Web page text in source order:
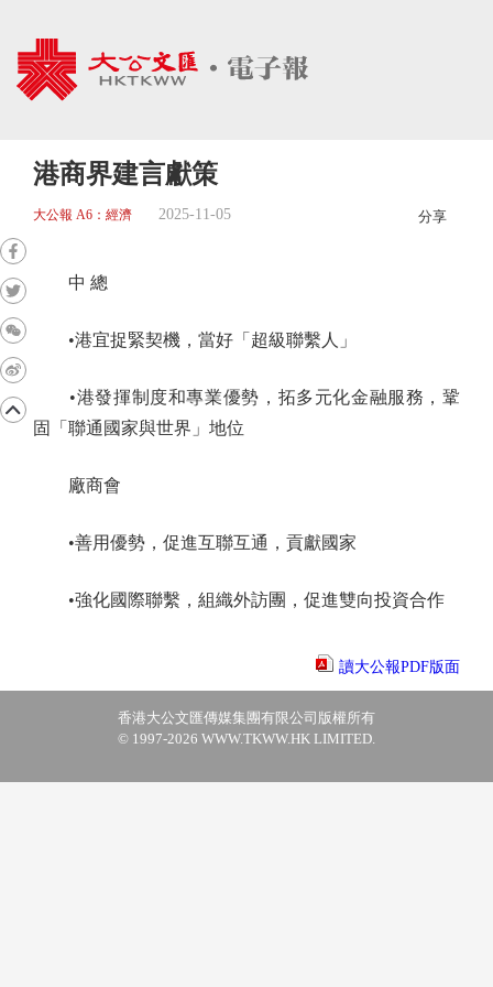
港商界建言獻策
大公報 A6：經濟 2025-11-05 分享
中 總
•港宜捉緊契機，當好「超級聯繫人」
•港發揮制度和專業優勢，拓多元化金融服務，鞏
固「聯通國家與世界」地位
廠商會
•善用優勢，促進互聯互通，貢獻國家
•強化國際聯繫，組織外訪團，促進雙向投資合作
讀大公報PDF版面
香港大公文匯傳媒集團有限公司版權所有
© 1997-2026 WWW.TKWW.HK LIMITED.